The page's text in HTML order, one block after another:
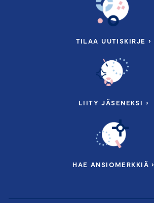
TILAA UUTISKIRJE ›
LIITY JÄSENEKSI ›
HAE ANSIOMERKKIÄ ›